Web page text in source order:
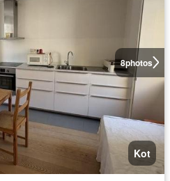
8photos
Kot